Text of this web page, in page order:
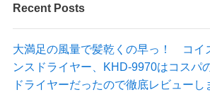
Recent Posts
大満足の風量で髪乾くの早っ！ コイ
ンスドライヤー、KHD-9970はコスパ
ドライヤーだったので徹底レビューし